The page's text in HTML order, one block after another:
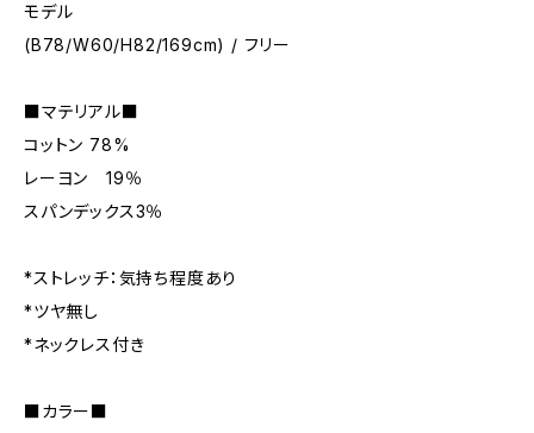
モデル
(B78/W60/H82/169cm) / フリー
■マテリアル■
コットン 78%
レーヨン 19％
スパンデックス3％
*ストレッチ：気持ち程度あり
*ツヤ無し
*ネックレス付き
■カラー■